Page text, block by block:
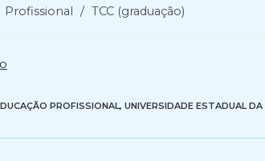
Profissional / TCC (graduação)
PROFISSIONAL, UNIVERSIDADE ESTADUAL